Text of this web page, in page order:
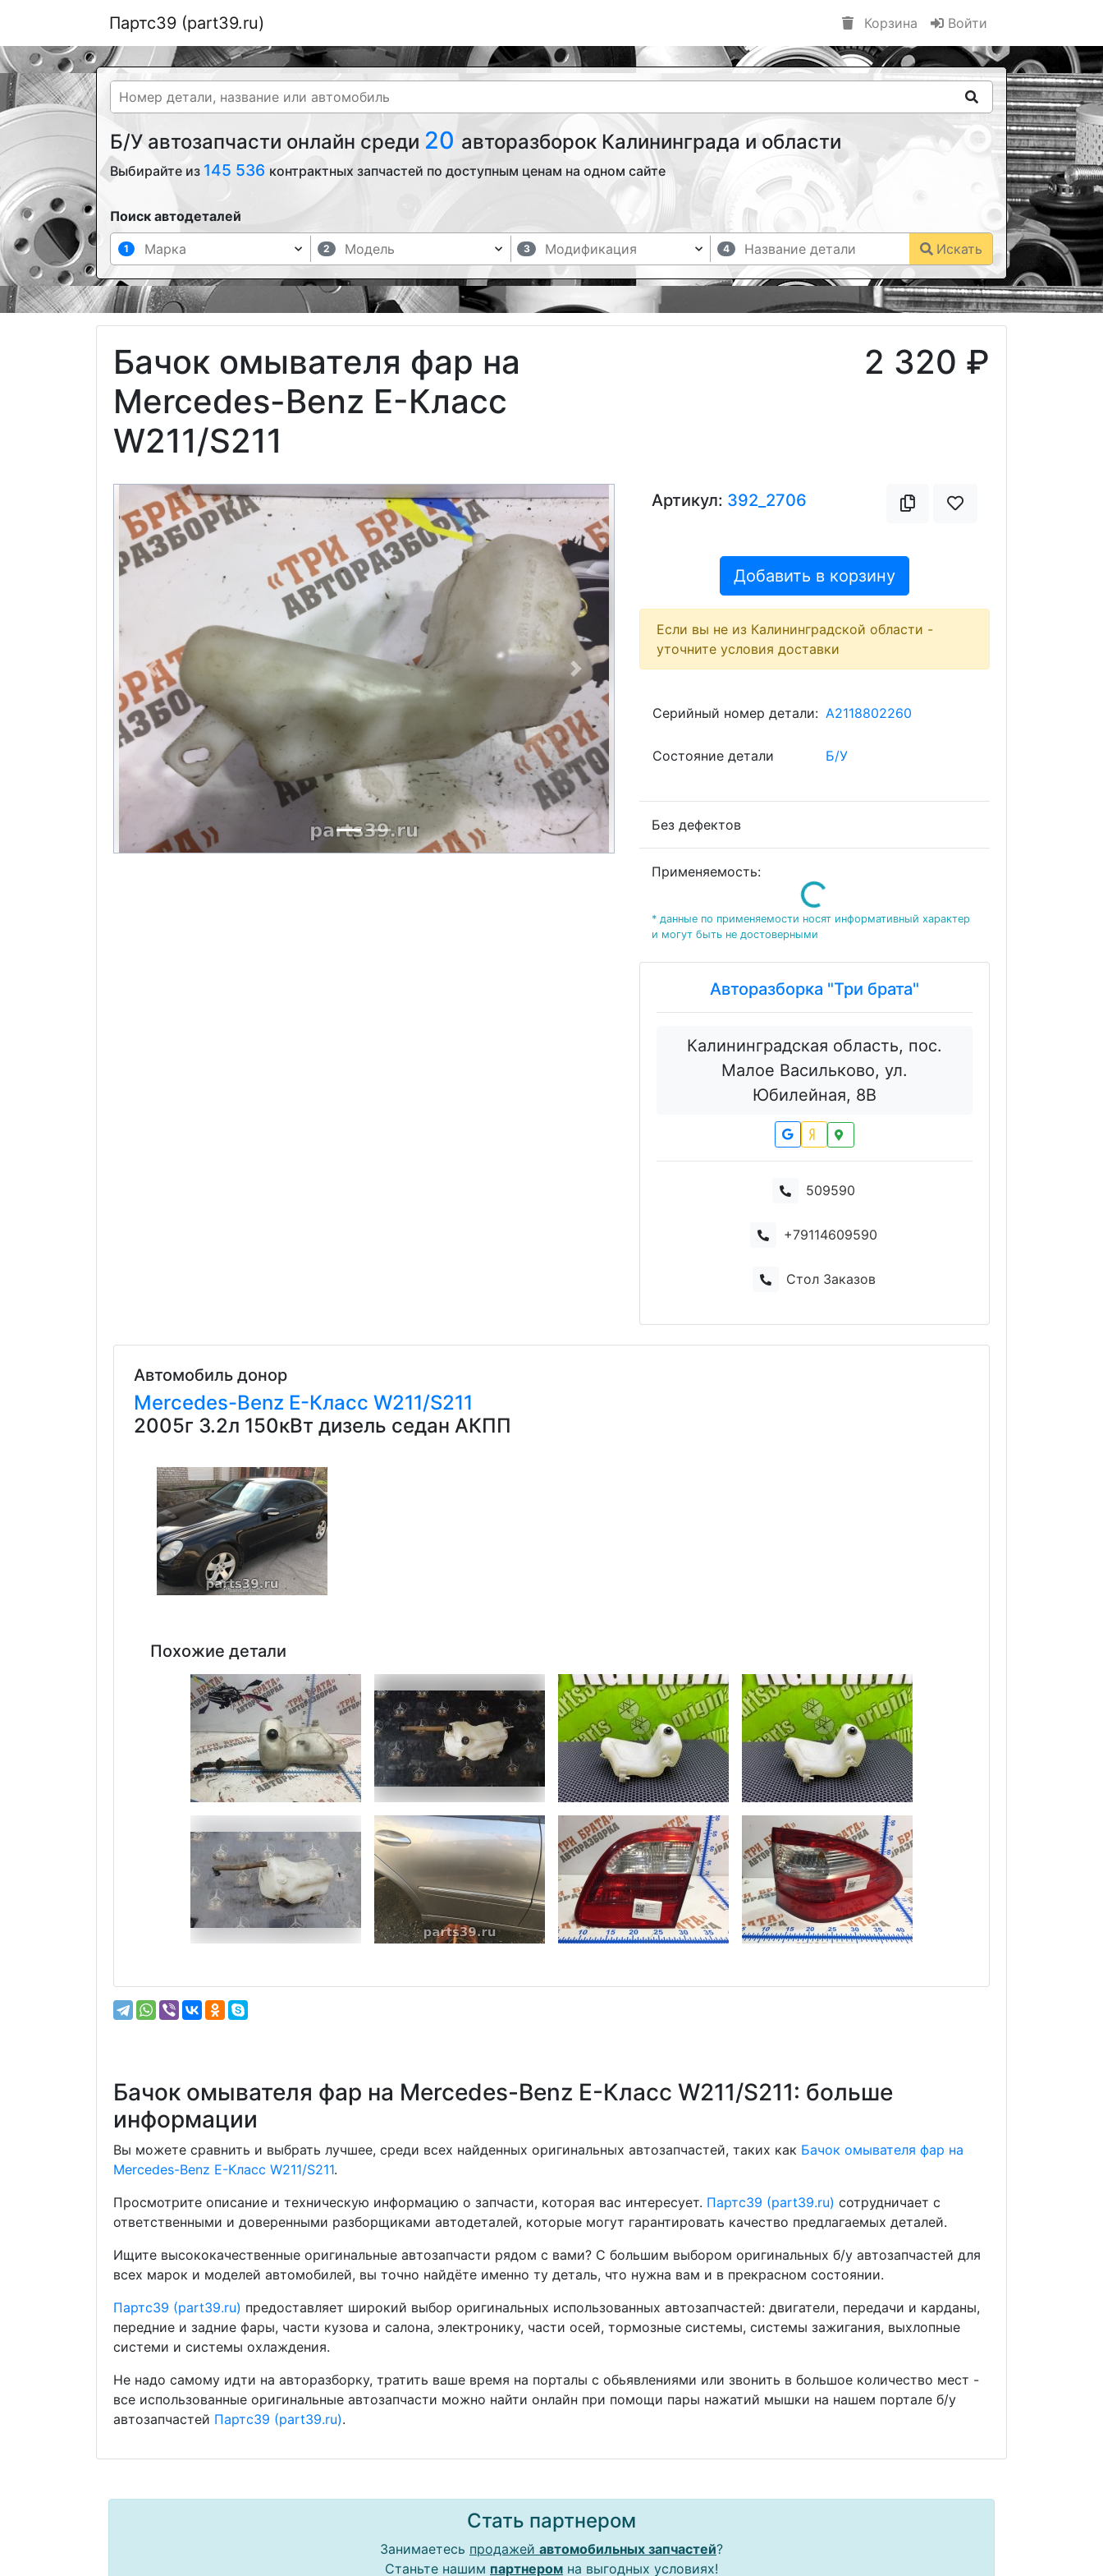
Партс39 (part39.ru) Корзина Войти
Б/У автозапчасти онлайн среди 20 авторазборок Калининграда и области
Выбирайте из 145 536 контрактных запчастей по доступным ценам на одном сайте
Поиск автодеталей
1 2 3 4 Искать
Бачок омывателя фар на
Mercedes-Benz E-Класс
W211/S211
2 320 ₽
Previous Next
Артикул: 392_2706
Добавить в корзину
Если вы не из Калининградской области -
уточните условия доставки
Серийный номер детали: A2118802260
Состояние детали Б/У
Без дефектов
Применяемость:
Loading...
* данные по применяемости носят информативный характер
и могут быть не достоверными
Авторазборка "Три брата"
Калининградская область, пос.
Малое Васильково, ул.
Юбилейная, 8В
509590
+79114609590
Стол Заказов
Автомобиль донор
Mercedes-Benz E-Класс W211/S211
2005г 3.2л 150кВт дизель седан АКПП
Похожие детали
Бачок омывателя фар на Mercedes-Benz E-Класс W211/S211: больше
информации
Вы можете сравнить и выбрать лучшее, среди всех найденных оригинальных автозапчастей, таких как Бачок омывателя фар на
Mercedes-Benz E-Класс W211/S211.
Просмотрите описание и техническую информацию о запчасти, которая вас интересует. Партс39 (part39.ru) сотрудничает с
ответственными и доверенными разборщиками автодеталей, которые могут гарантировать качество предлагаемых деталей.
Ищите высококачественные оригинальные автозапчасти рядом с вами? С большим выбором оригинальных б/у автозапчастей для
всех марок и моделей автомобилей, вы точно найдёте именно ту деталь, что нужна вам и в прекрасном состоянии.
Партс39 (part39.ru) предоставляет широкий выбор оригинальных использованных автозапчастей: двигатели, передачи и карданы,
передние и задние фары, части кузова и салона, электронику, части осей, тормозные системы, системы зажигания, выхлопные
системи и системы охлаждения.
Не надо самому идти на авторазборку, тратить ваше время на порталы с обьявлениями или звонить в большое количество мест -
все использованные оригинальные автозапчасти можно найти онлайн при помощи пары нажатий мышки на нашем портале б/у
автозапчастей Партс39 (part39.ru).
Стать партнером
Занимаетесь продажей автомобильных запчастей?
Станьте нашим партнером на выгодных условиях!